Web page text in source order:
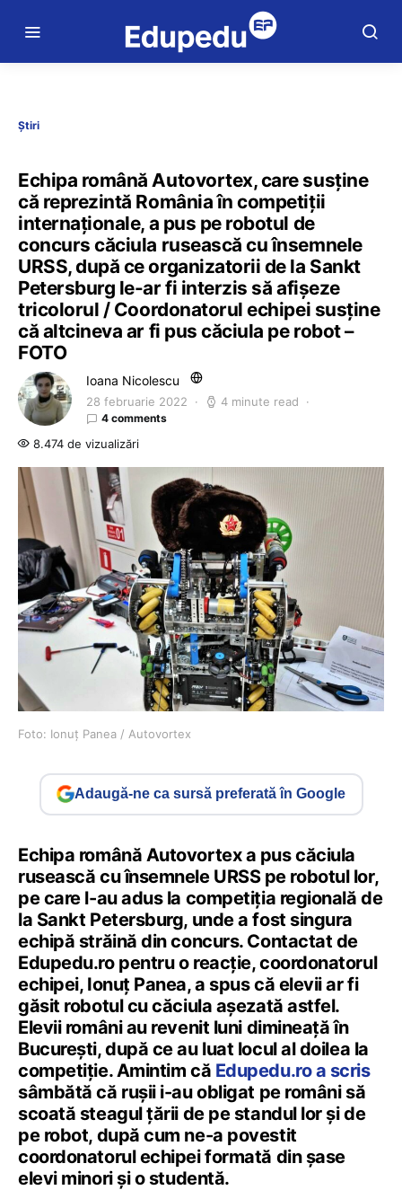
Știri
Echipa română Autovortex, care susține
că reprezintă România în competiții
internaționale, a pus pe robotul de
concurs căciula rusească cu însemnele
URSS, după ce organizatorii de la Sankt
Petersburg le-ar fi interzis să afișeze
tricolorul / Coordonatorul echipei susține
că altcineva ar fi pus căciula pe robot –
FOTO
Ioana Nicolescu
28 februarie 2022 4 minute read
4 comments
8.474 de vizualizări
Foto: Ionuț Panea / Autovortex
Adaugă-ne ca sursă preferată în Google
Echipa română Autovortex a pus căciula
rusească cu însemnele URSS pe robotul lor,
pe care l-au adus la competiția regională de
la Sankt Petersburg, unde a fost singura
echipă străină din concurs. Contactat de
Edupedu.ro pentru o reacție, coordonatorul
echipei, Ionuț Panea, a spus că elevii ar fi
găsit robotul cu căciula așezată astfel.
Elevii români au revenit luni dimineață în
București, după ce au luat locul al doilea la
competiție. Amintim că Edupedu.ro a scris
sâmbătă că rușii i-au obligat pe români să
scoată steagul țării de pe standul lor și de
pe robot, după cum ne-a povestit
coordonatorul echipei formată din șase
elevi minori și o studentă.